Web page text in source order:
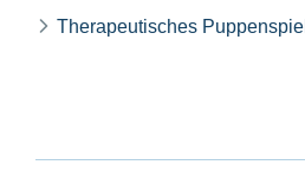
Therapeutisches Puppenspiel